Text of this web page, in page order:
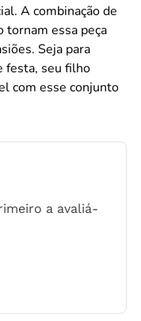
A combinação de
tornam essa peça
Seja para
festa, seu filho
com esse conjunto
a avaliá-